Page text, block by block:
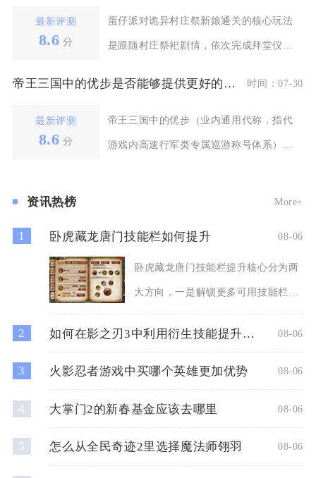
最新评测
8.6 分
蛋仔派对诡异村庄祭新娘通关的核心玩法
是跟随村庄祭祀剧情，依次完成拜堂仪式
帝王三国中的优步是否能够提供更好的游戏体验 时间：07-30
最新评测
8.6 分
帝王三国中的优步（业内通用代称，指代
游戏内高速行军类专属巡游称号体系）确
资讯热榜 More+
1 卧虎藏龙唐门技能栏如何提升 08-06
卧虎藏龙唐门技能栏提升核心分为两
大方向，一是解锁更多可用技能栏
位，二是优化栏内技能配置、强
2 如何在影之刃3中利用衍生技能提升战斗力 08-06
3 火影忍者游戏中买哪个英雄更加优势 08-06
4 大掌门2的新春基金应该去哪里 08-06
5 怎么从全民奇迹2里选择魔法师翎羽 08-06